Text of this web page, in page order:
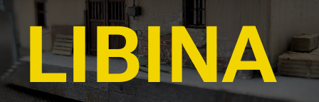
LIBINA